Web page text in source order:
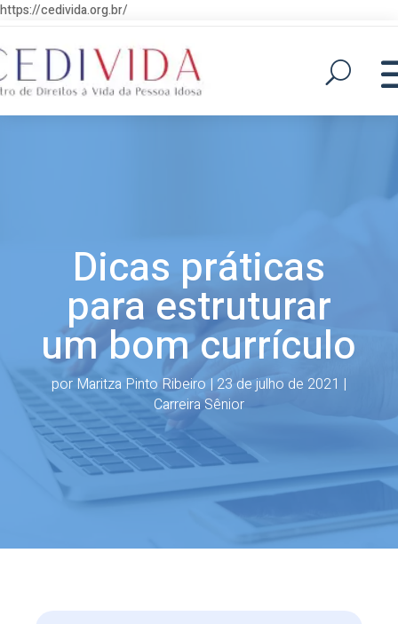
https://cedivida.org.br/
Dicas práticas
para estruturar
um bom currículo
por Maritza Pinto Ribeiro | 23 de julho de 2021 |
Carreira Sênior